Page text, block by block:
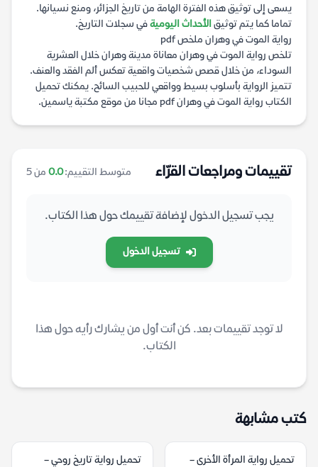
يسعى إلى توثيق هذه الفترة الهامة من تاريخ الجزائر، ومنع نسيانها.
تماما كما يتم توثيقالأحداث اليوميةفي سجلات التاريخ.
رواية الموت في وهران ملخص pdf
تلخص رواية الموت في وهران معاناة مدينة وهران خلال العشرية
السوداء، من خلال قصص شخصيات واقعية تعكس ألم الفقد والعنف.
تتميز الرواية بأسلوب بسيط وواقعي للحبيب السائح. يمكنك تحميل
الكتاب رواية الموت في وهران pdf مجانا من موقع مكتبة ياسمين.
تقييمات ومراجعات القرّاء متوسط التقييم:0.0 من 5
يجب تسجيل الدخول لإضافة تقييمك حول هذا الكتاب.
تسجيل الدخول
لا توجد تقييمات بعد. كن أنت أول من يشارك رأيه حول هذا
الكتاب.
كتب مشابهة
تحميل رواية المرأة الأخرى –
تحميل رواية تاريخ روحي –